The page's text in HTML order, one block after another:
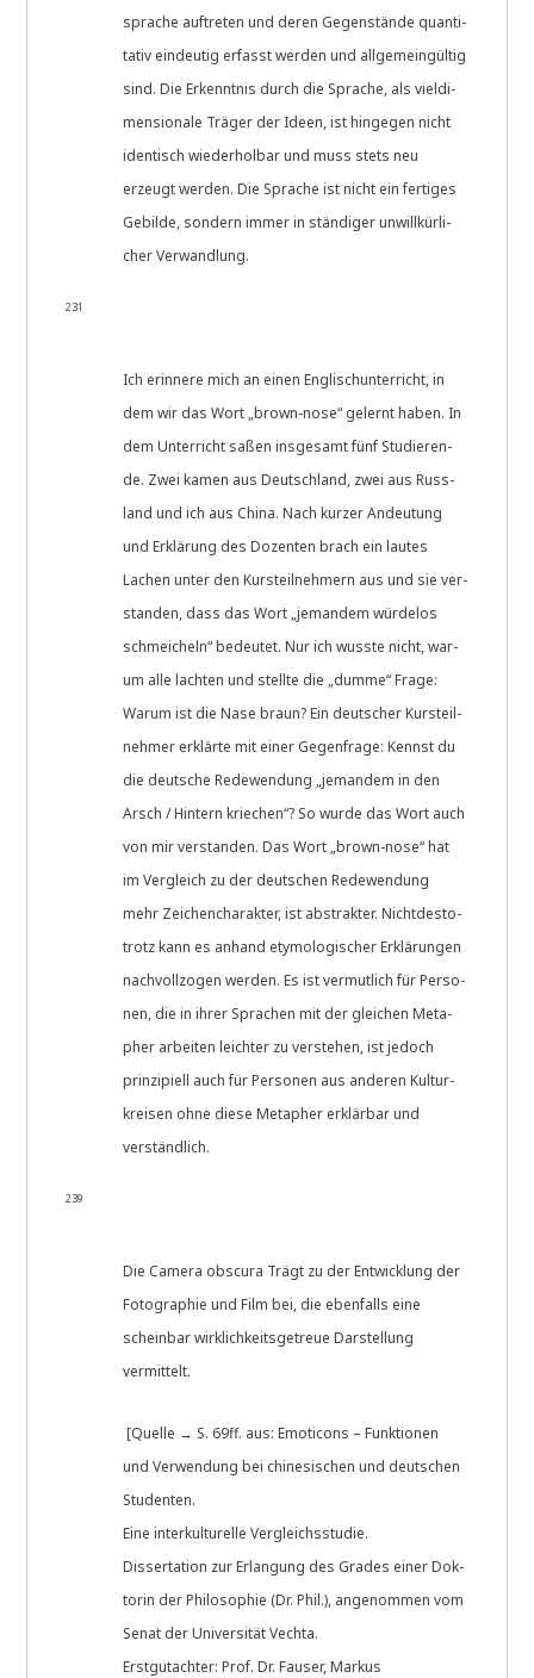
spra­che auf­tre­ten und deren Gegen­stän­de quan­ti­
ta­tiv ein­deu­tig erfasst wer­den und all­ge­mein­gül­tig
sind. Die Erkennt­nis durch die Spra­che, als viel­di­
men­sio­na­le Trä­ger der Ideen, ist hin­ge­gen nicht
iden­tisch wie­der­hol­bar und muss stets neu
erzeugt wer­den. Die Spra­che ist nicht ein fer­ti­ges
Gebil­de, son­dern immer in stän­di­ger unwill­kür­li­
cher Verwandlung.
231
Ich erin­ne­re mich an einen Eng­lisch­un­ter­richt, in
dem wir das Wort „brown-nose“ gelernt haben. In
dem Unter­richt saßen ins­ge­samt fünf Stu­die­ren­
de. Zwei kamen aus Deutsch­land, zwei aus Russ­
land und ich aus Chi­na. Nach kur­zer Andeu­tung
und Erklä­rung des Dozen­ten brach ein lau­tes
Lachen unter den Kurs­teil­neh­mern aus und sie ver­
stan­den, dass das Wort „jeman­dem wür­de­los
schmei­cheln“ bedeu­tet. Nur ich wuss­te nicht, war­
um alle lach­ten und stell­te die „dum­me“ Fra­ge:
War­um ist die Nase braun? Ein deut­scher Kurs­teil­
neh­mer erklär­te mit einer Gegen­fra­ge: Kennst du
die deut­sche Rede­wen­dung „jeman­dem in den
Arsch / Hin­tern krie­chen“? So wur­de das Wort auch
von mir ver­stan­den. Das Wort „brown-nose“ hat
im Ver­gleich zu der deut­schen Rede­wen­dung
mehr Zei­chen­cha­rak­ter, ist abstrak­ter. Nicht­de­sto­
trotz kann es anhand ety­mo­lo­gi­scher Erklä­run­gen
nach­voll­zo­gen wer­den. Es ist ver­mut­lich für Per­so­
nen, die in ihrer Spra­chen mit der glei­chen Meta­
pher arbei­ten leich­ter zu ver­ste­hen, ist jedoch
prin­zi­pi­ell auch für Per­so­nen aus ande­ren Kul­tur­
krei­sen ohne die­se Meta­pher erklär­bar und
verständlich.
239
Die Came­ra obscu­ra Trägt zu der Ent­wick­lung der
Foto­gra­phie und Film bei, die eben­falls eine
schein­bar wirk­lich­keits­ge­treue Dar­stel­lung
vermittelt.
[Quel­le → S. 69ff. aus: Emo­ti­cons – Funk­tio­nen
und Ver­wen­dung bei chi­ne­si­schen und deut­schen
Studenten.
Eine inter­kul­tu­rel­le Vergleichsstudie.
Dis­ser­ta­ti­on zur Erlan­gung des Gra­des einer Dok­
to­rin der Phi­lo­so­phie (Dr. Phil.), ange­nom­men vom
Senat der Uni­ver­si­tät Vechta.
Erst­gut­ach­ter: Prof. Dr. Fauser, Markus